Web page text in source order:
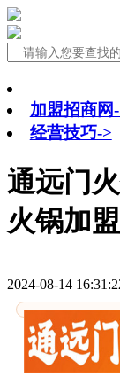
加盟招商网
经营技巧->
通远门
火锅加
2024-08-14